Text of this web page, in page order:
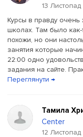
13 Листопад
Курсы в правду
школах. Там было как-
похожи, но они
занятия которые
22:00 одно
задания на сайте.
Переглянути →
Тамила
Center
12